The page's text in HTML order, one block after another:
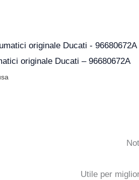
originale Ducati – 96680672A
Utile per